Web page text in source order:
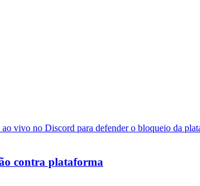
contra plataforma